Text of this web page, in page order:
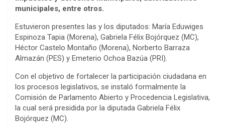
municipales, entre otros.
Estuvieron presentes las y los diputados: María Eduwiges
Espinoza Tapia (Morena), Gabriela Félix Bojórquez (MC),
Héctor Castelo Montaño (Morena), Norberto Barraza
Almazán (PES) y Emeterio Ochoa Bazúa (PRI).
Con el objetivo de fortalecer la participación ciudadana en
los procesos legislativos, se instaló formalmente la
Comisión de Parlamento Abierto y Procedencia Legislativa,
la cual será presidida por la diputada Gabriela Félix
Bojórquez (MC).